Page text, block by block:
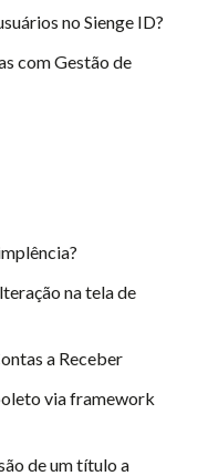
no Sienge ID?
com Gestão de
na tela de
a Receber
via framework
de um título a